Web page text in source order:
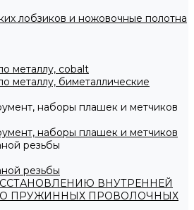
лобзиков и ножовочные полотна
металлу, cobalt
металлу, биметаллические
наборы плашек и метчиков
наборы плашек и метчиков
резьбы
резьбы
ВНУТРЕННЕЙ
ПРУЖИННЫХ ПРОВОЛОЧНЫХ